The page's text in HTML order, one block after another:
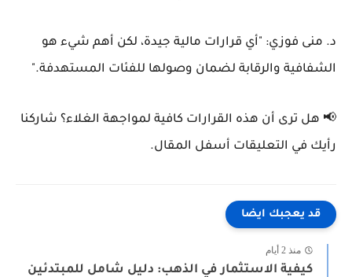
د. منى فوزي: "أي قرارات مالية جيدة، لكن أهم شيء هو
الشفافية والرقابة لضمان وصولها للفئات المستهدفة."
📢 هل ترى أن هذه القرارات كافية لمواجهة الغلاء؟ شاركنا
رأيك في التعليقات أسفل المقال.
قد يعجبك ايضا
منذ 2 أيام
كيفية الاستثمار في الذهب: دليل شامل للمبتدئين